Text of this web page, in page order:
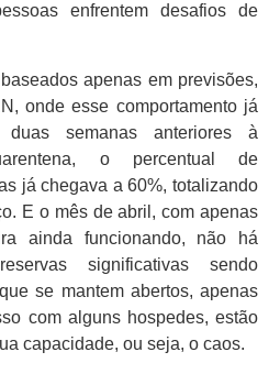
enfrentem desafios de
apenas em previsões,
onde esse comportamento já
semanas anteriores à
o percentual de
já chegava a 60%, totalizando
E o mês de abril, com apenas
ainda funcionando, não há
significativas sendo
se mantem abertos, apenas
com alguns hospedes, estão
capacidade, ou seja, o caos.